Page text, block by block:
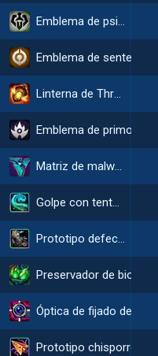
Emblema de psiónico
Linterna de Thresh
Matriz de malware
Golpe con tentáculo
Prototipo defectuoso